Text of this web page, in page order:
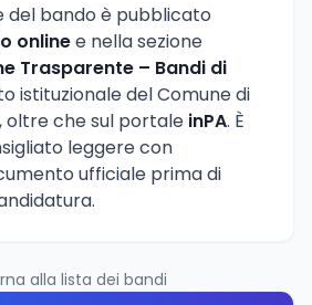
del bando è pubblicato
onlinee nella sezione
Trasparente – Bandi di
istituzionale del Comune di
oltre che sul portale inPA. È
leggere con
ufficiale prima di
alla lista dei bandi